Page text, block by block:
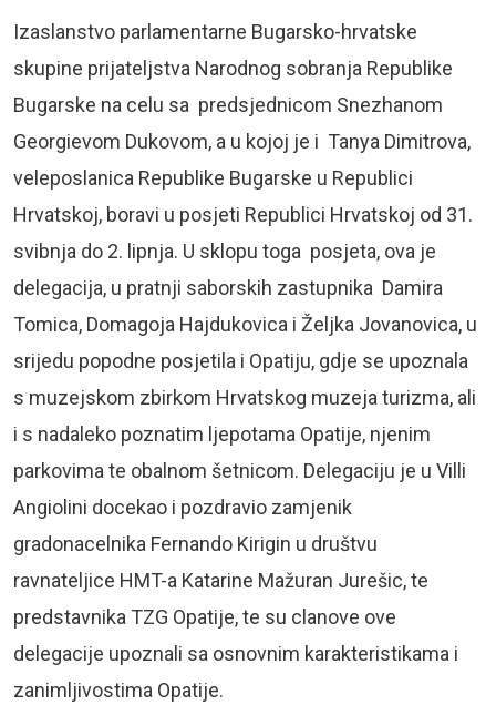
Izaslanstvo parlamentarne Bugarsko-hrvatske
skupine prijateljstva Narodnog sobranja Republike
Bugarske na celu sa predsjednicom Snezhanom
Georgievom Dukovom, a u kojoj je i Tanya Dimitrova,
veleposlanica Republike Bugarske u Republici
Hrvatskoj, boravi u posjeti Republici Hrvatskoj od 31.
svibnja do 2. lipnja. U sklopu toga posjeta, ova je
delegacija, u pratnji saborskih zastupnika Damira
Tomica, Domagoja Hajdukovica i Željka Jovanovica, u
srijedu popodne posjetila i Opatiju, gdje se upoznala
s muzejskom zbirkom Hrvatskog muzeja turizma, ali
i s nadaleko poznatim ljepotama Opatije, njenim
parkovima te obalnom šetnicom. Delegaciju je u Villi
Angiolini docekao i pozdravio zamjenik
gradonacelnika Fernando Kirigin u društvu
ravnateljice HMT-a Katarine Mažuran Jurešic, te
predstavnika TZG Opatije, te su clanove ove
delegacije upoznali sa osnovnim karakteristikama i
zanimljivostima Opatije.